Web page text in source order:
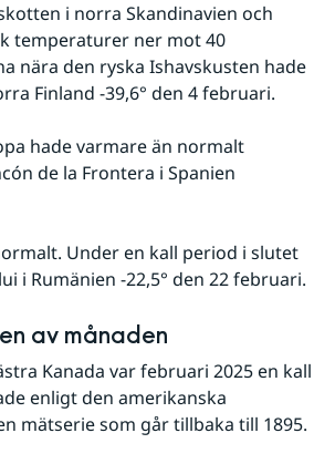
i norra Skandinavien och
temperaturer ner mot 40
minusgrader vid några tillfällen. Nishnaya Pesha nära den ryska Ishavskusten hade
Finland -39,6° den 4 februari.
hade varmare än normalt
de la Frontera i Spanien
Under en kall period i slutet
i Rumänien -22,5° den 22 februari.
av månaden
Kanada var februari 2025 en kall
enligt den amerikanska
mätserie som går tillbaka till 1895.